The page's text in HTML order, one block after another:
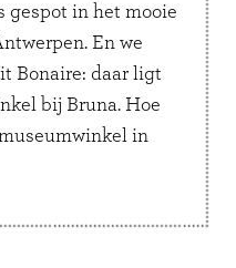
gespot in het mooie
En we
Bonaire: daar ligt
bij Bruna. Hoe
in